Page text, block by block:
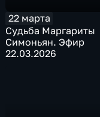
22 марта
Судьба Маргариты
Симоньян. Эфир
22.03.2026